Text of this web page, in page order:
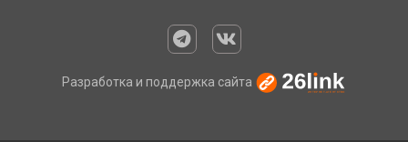
Разработка и поддержка сайта